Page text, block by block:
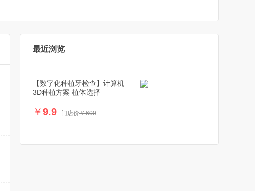
最近浏览
【数字化种植牙检查】计算机
3D种植方案 植体选择
￥9.9 门店价￥600